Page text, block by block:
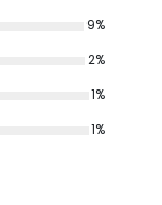
9%
2%
1%
1%